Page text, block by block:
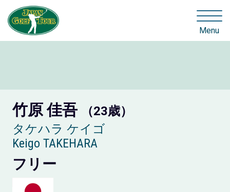
Menu
竹原 佳吾
（23歳）
タケハラ ケイゴ
Keigo TAKEHARA
フリー